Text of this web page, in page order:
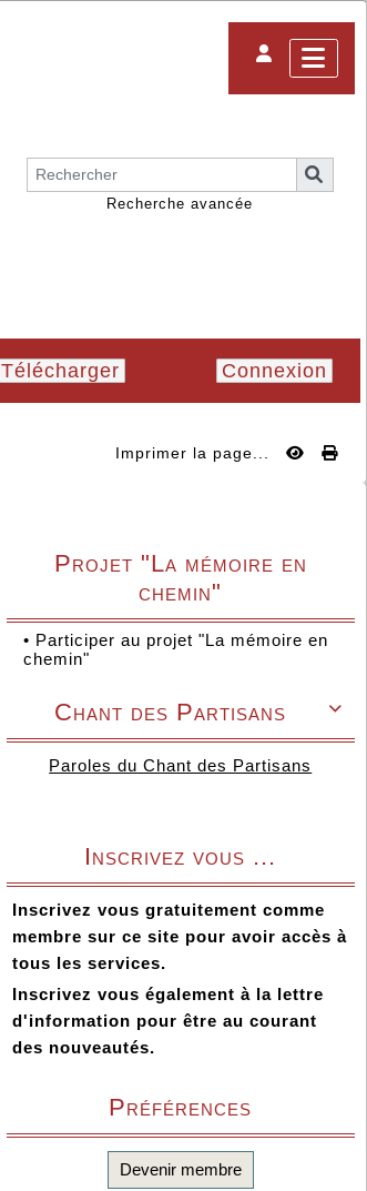
Recherche avancée
Télécharger Connexion
Imprimer la page...
Projet "La mémoire en
chemin"
• Participer au projet "La mémoire en
chemin"

Chant des Partisans
Paroles du Chant des Partisans
Inscrivez vous ...
Inscrivez vous gratuitement comme
membre sur ce site pour avoir accès à
tous les services.
Inscrivez vous également à la lettre
d'information pour être au courant
des nouveautés.
Préférences
Devenir membre